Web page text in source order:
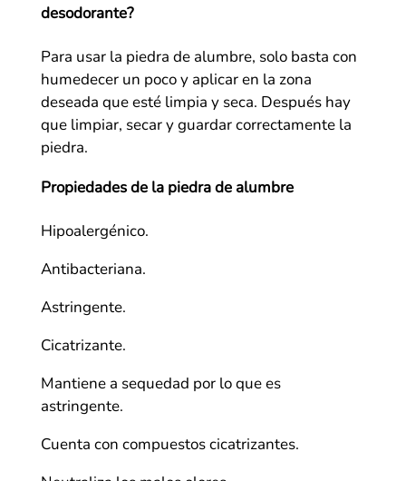
desodorante?
Para usar la piedra de alumbre, solo basta con
humedecer un poco y aplicar en la zona
deseada que esté limpia y seca. Después hay
que limpiar, secar y guardar correctamente la
piedra.
Propiedades de la piedra de alumbre
Hipoalergénico.
Antibacteriana.
Astringente.
Cicatrizante.
Mantiene a sequedad por lo que es
astringente.
Cuenta con compuestos cicatrizantes.